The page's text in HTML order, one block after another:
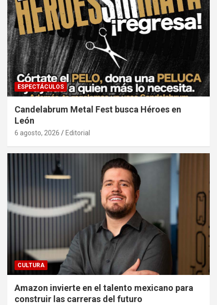
ESPECTÁCULOS
Candelabrum Metal Fest busca Héroes en
León
6 agosto, 2026 Editorial
CULTURA
Amazon invierte en el talento mexicano para
construir las carreras del futuro